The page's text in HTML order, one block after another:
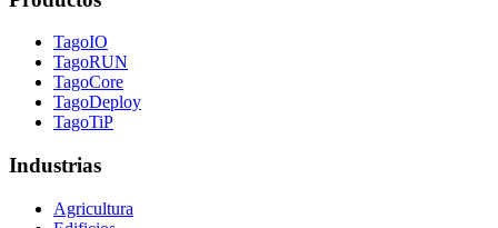
TagoIO
TagoRUN
TagoCore
TagoDeploy
TagoTiP
Industrias
Agricultura